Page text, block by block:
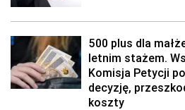
500 plus dla
letnim stażem.
Komisja Petycji
decyzję,
koszty